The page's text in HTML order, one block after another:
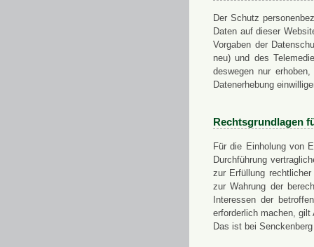
Der Schutz
Daten auf dieser
Vorgaben der
neu) und des
deswegen nur
Datenerhebung
Rechtsgrundlagen
Für die Einholung von
Durchführung
zur Erfüllung
zur Wahrung der
Interessen der
erforderlich machen,
Das ist bei